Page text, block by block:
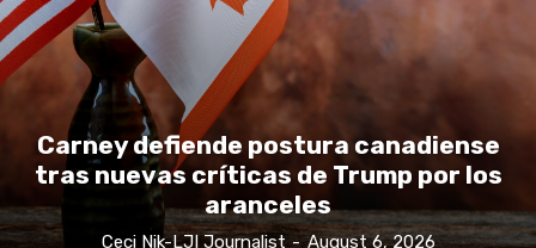
Carney defiende postura canadiense
tras nuevas críticas de Trump por los
aranceles
Ceci Nik-LJI Journalist - August 6, 2026